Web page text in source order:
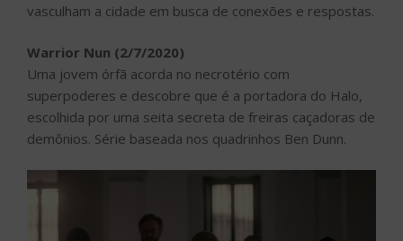
vasculham a cidade em busca de conexões e respostas.
Warrior Nun (2/7/2020)
Uma jovem órfã acorda no necrotério com
superpoderes e descobre que é a portadora do Halo,
escolhida por uma seita secreta de freiras caçadoras de
demônios. Série baseada nos quadrinhos Ben Dunn.